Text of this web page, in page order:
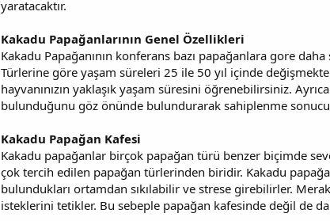
yaratacaktır.
Kakadu Papağanlarının Genel Özellikleri
Kakadu Papağanının konferans bazı papağanlara gore
Türlerine göre yaşam süreleri 25 ile 50 yıl içinde
hayvanınızın yaklaşık yaşam süresini öğrenebilirsiniz.
bulunduğunu göz önünde bulundurarak sahiplenme
Kakadu Papağan Kafesi
Kakadu papağanlar birçok papağan türü benzer biçimde
çok tercih edilen papağan türlerinden biridir. Kakadu
bulundukları ortamdan sıkılabilir ve strese girebilirler.
isteklerini tetikler. Bu sebeple papağan kafesinde değil de